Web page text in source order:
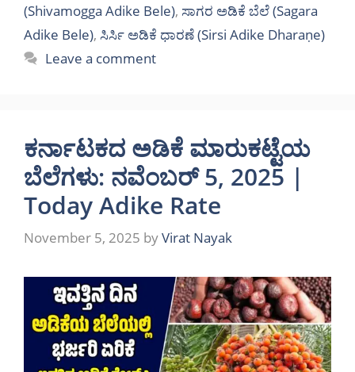
(Shivamogga Adike Bele), ಸಾಗರ ಅಡಿಕೆ ಬೆಲೆ (Sagara
Adike Bele), ಸಿರ್ಸಿ ಅಡಿಕೆ ಧಾರಣೆ (Sirsi Adike Dharaṇe)
Leave a comment
ಕರ್ನಾಟಕದ ಅಡಿಕೆ ಮಾರುಕಟ್ಟೆಯ
ಬೆಲೆಗಳು: ನವೆಂಬರ್ 5, 2025 |
Today Adike Rate
November 5, 2025 byVirat Nayak